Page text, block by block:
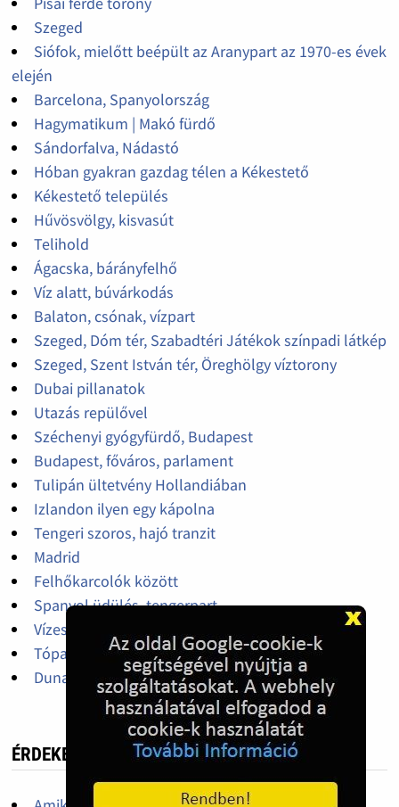
Szeged
Siófok, mielőtt beépült az Aranypart az 1970-es évek
elején
Barcelona, Spanyolország
Hagymatikum | Makó fürdő
Sándorfalva, Nádastó
Hóban gyakran gazdag télen a Kékestető
Kékestető település
Hűvösvölgy, kisvasút
Telihold
Ágacska, bárányfelhő
Víz alatt, búvárkodás
Balaton, csónak, vízpart
Szeged, Dóm tér, Szabadtéri Játékok színpadi látkép
Szeged, Szent István tér, Öreghölgy víztorony
Dubai pillanatok
Utazás repülővel
Széchenyi gyógyfürdő, Budapest
Budapest, főváros, parlament
Tulipán ültetvény Hollandiában
Izlandon ilyen egy kápolna
Tengeri szoros, hajó tranzit
Madrid
Felhőkarcolók között
Spanyol üdülés, tengerpart
Vízesés
Tóparti vár
Duna-part
ÉRDEKES, HASZNOS